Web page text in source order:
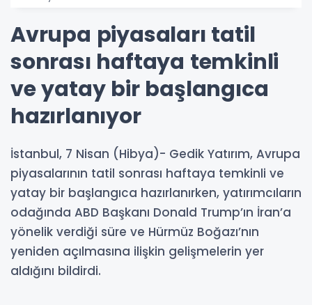
Avrupa piyasaları tatil
sonrası haftaya temkinli
ve yatay bir başlangıca
hazırlanıyor
İstanbul, 7 Nisan (Hibya)- Gedik Yatırım, Avrupa
piyasalarının tatil sonrası haftaya temkinli ve
yatay bir başlangıca hazırlanırken, yatırımcıların
odağında ABD Başkanı Donald Trump’ın İran’a
yönelik verdiği süre ve Hürmüz Boğazı’nın
yeniden açılmasına ilişkin gelişmelerin yer
aldığını bildirdi.